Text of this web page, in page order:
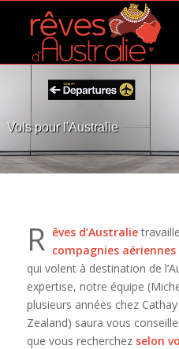
Vols pour l'Australie
R êves d’Australie
compagnies
qui volent à destination de
expertise, notre équipe
plusieurs années chez
Zealand) saura vous
que vous recherchez selon